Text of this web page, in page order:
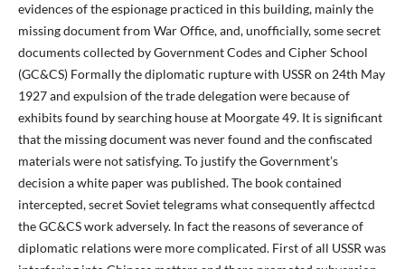
evidences of the espionage practiced in this building, mainly the
missing document from War Office, and, unofficially, some secret
documents collected by Government Codes and Cipher School
(GC&CS) Formally the diplomatic rupture with USSR on 24th May
1927 and expulsion of the trade delegation were because of
exhibits found by searching house at Moorgate 49. It is significant
that the missing document was never found and the confiscated
materials were not satisfying. To justify the Government’s
decision a white paper was published. The book contained
intercepted, secret Soviet telegrams what consequently affectcd
the GC&CS work adversely. In fact the reasons of severance of
diplomatic relations were more complicated. First of all USSR was